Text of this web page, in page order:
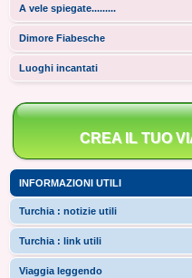
A vele spiegate.........
Dimore Fiabesche
Luoghi incantati
CREA IL TUO
INFORMAZIONI UTILI
Turchia : notizie utili
Turchia : link utili
Viaggia leggendo